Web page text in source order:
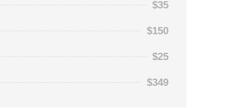
$35
$150
$25
$349